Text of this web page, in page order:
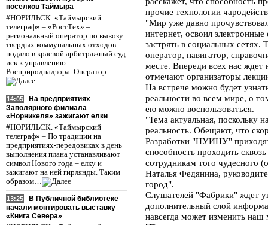
поселков Таймыра
#НОРИЛЬСК. «Таймырский
телеграф» – «РостТех» –
региональный оператор по вывозу
твердых коммунальных отходов –
подало в краевой арбитражный суд
иск к управлению
Росприроднадзора. Оператор…
14:05
На предприятиях
Заполярного филиала
«Норникеля» зажигают елки
#НОРИЛЬСК. «Таймырский
телеграф» – По традиции на
предприятиях-передовиках в день
выполнения плана устанавливают
символ Нового года – елку и
зажигают на ней гирлянды. Таким
образом…
13:25
В Публичной библиотеке
начали монтировать выставку
«Книга Севера»
прочие технологии
"Мир уже давно
интернет, освоил
застрять в социальных
оператор, навигатор,
месте. Впереди всех нас ждет
отмечают организаторы
На встрече можно будет
реальности во всем мире, о
ею можно воспользоваться.
"Тема актуальная, поскольку
реальность. Обещают, что
Разработки "НУИНУ"
способность проходить
сотрудникам того чудесного
Наталья Федянина,
город".
Слушателей "Фабрики" ждет
дополнительный слой
навсегда может изменить наш